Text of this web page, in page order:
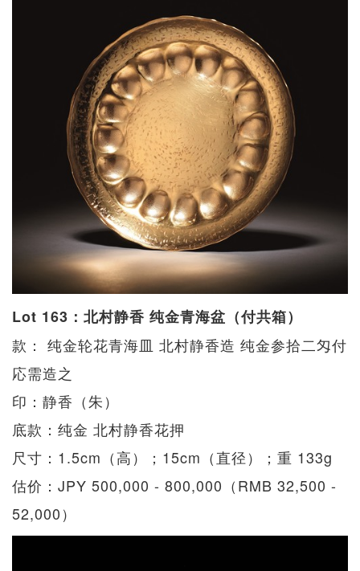
Lot 163：北村静香 纯金青海盆（付共箱）
款： 纯金轮花青海皿 北村静香造 纯金参拾二匁付
応需造之
印：静香（朱）
底款：纯金 北村静香花押
尺寸：1.5cm（高）；15cm（直径）；重 133g
估价：JPY 500,000 - 800,000（RMB 32,500 -
52,000）